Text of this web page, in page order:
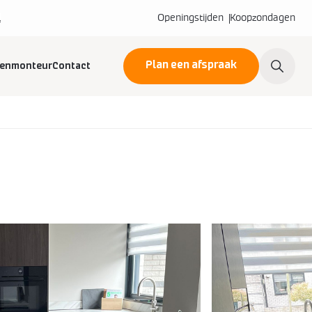
Openingstijden Koopzondagen
Contact Plan een afspraak